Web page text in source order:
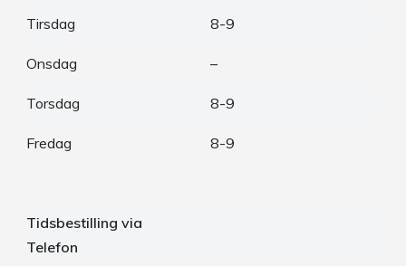
Tirsdag 8-9
Onsdag –
Torsdag 8-9
Fredag 8-9
Tidsbestilling via
Telefon